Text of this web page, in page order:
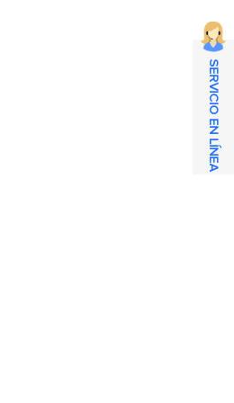
SERVICIO EN LÍNEA